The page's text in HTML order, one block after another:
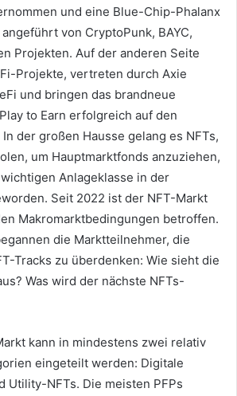
und eine Blue-Chip-Phalanx
von CryptoPunk, BAYC,
Projekten. Auf der anderen Seite
Projekte, vertreten durch Axie
und bringen das brandneue
to Earn erfolgreich auf den
In der großen Hausse gelang es NFTs,
um Hauptmarktfonds anzuziehen,
Anlageklasse in der
Seit 2022 ist der NFT-Markt
Makromarktbedingungen betroffen.
die Marktteilnehmer, die
Tracks zu überdenken: Wie sieht die
Was wird der nächste NFTs-
kann in mindestens zwei relativ
eingeteilt werden: Digitale
Utility-NFTs. Die meisten PFPs